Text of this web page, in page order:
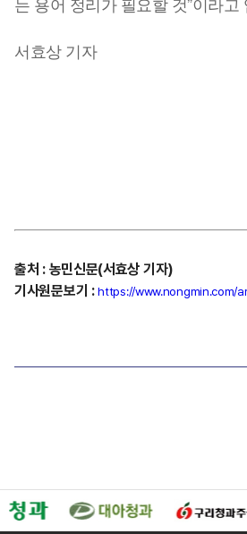
서효상 기자
출처 : 농민신문(서효상 기자)
기사원문보기 :https://www.nongmin.com/